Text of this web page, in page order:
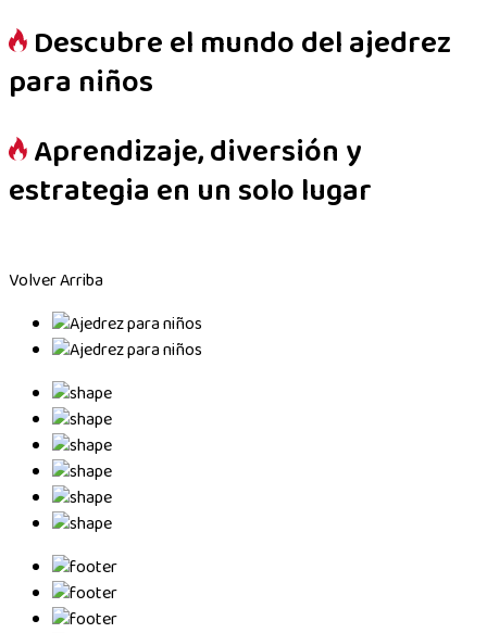
Descubre el mundo del ajedrez
para niños
Aprendizaje, diversión y
estrategia en un solo lugar
Volver Arriba